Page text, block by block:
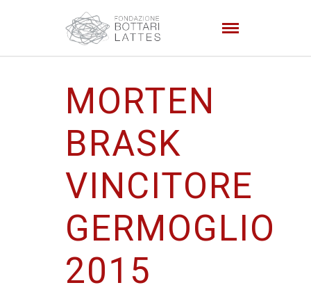
MORTEN
BRASK
VINCITORE
GERMOGLIO
2015